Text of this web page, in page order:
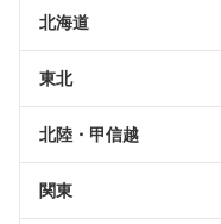
北海道
東北
北陸・甲信越
関東